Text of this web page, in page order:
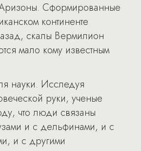
Сформированные
континенте
скалы Вермилион
мало кому известным
науки. Исследуя
руки, ученые
что люди связаны
и с дельфинами, и с
и с другими